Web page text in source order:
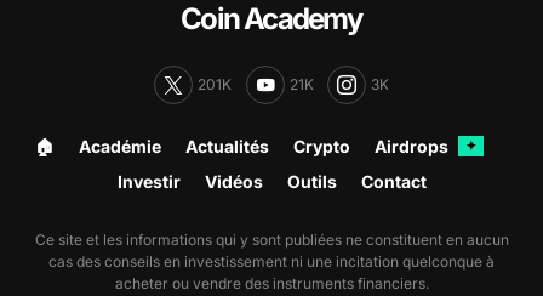
Coin Academy
201K 21K 3K
🏠︎ Académie Actualités Crypto Airdrops ✦
Investir Vidéos Outils Contact
Ce site et les informations qui y sont publiées ne constituent en aucun
cas des conseils en investissement ni une incitation quelconque à
acheter ou vendre des instruments financiers.